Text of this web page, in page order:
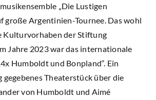
„Die Lustigen
große Argentinien-Tournee. Das wohl
der Stiftung
Jahre 2023 war das internationale
Humboldt und Bonpland“. Ein
gegebenes Theaterstück über die
von Humboldt und Aimé